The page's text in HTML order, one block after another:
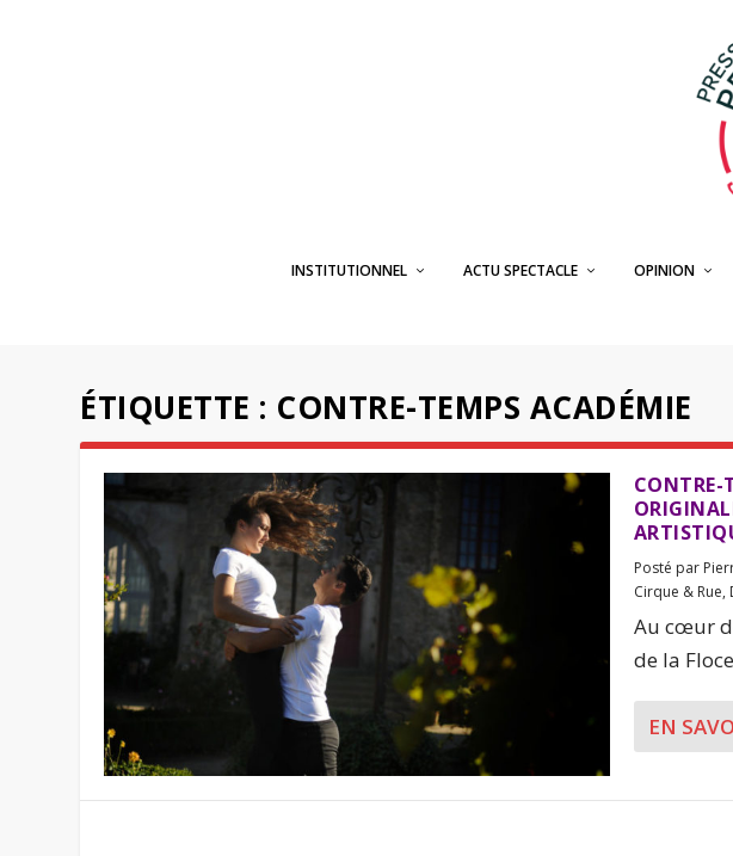
INSTITUTIONNEL ACTU SPECTACLE OPINION
ÉTIQUETTE : CONTRE-TEMPS ACADÉMIE
CONTRE-
Posté par
Cirque & Rue,
Au cœur
de la
EN